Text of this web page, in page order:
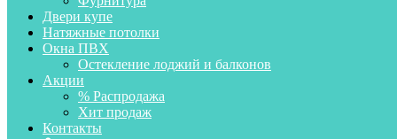
Двери купе
Натяжные потолки
Окна ПВХ
Остекление лоджий и балконов
Акции
% Распродажа
Хит продаж
Контакты